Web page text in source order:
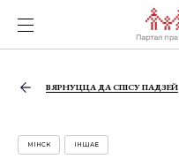
ВЯРНУЦЦА ДА СПІСУ ПАДЗЕЙ
МІНСК ІНШАЕ